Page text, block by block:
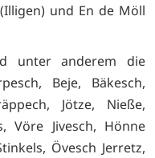
und En de Möll
unter anderem die
Beje, Bäkesch,
Jötze, Nieße,
Vöre Jivesch, Hönne
Övesch Jerretz,